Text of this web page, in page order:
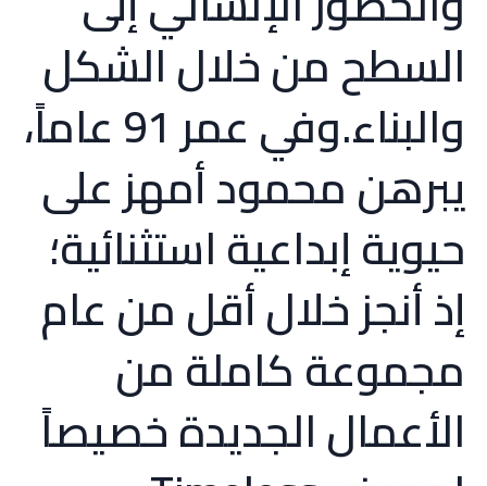
السطح من خلال الشكل
والبناء.وفي عمر 91 عاماً،
يبرهن محمود أمهز على
حيوية إبداعية استثنائية؛
إذ أنجز خلال أقل من عام
مجموعة كاملة من
الأعمال الجديدة خصيصاً